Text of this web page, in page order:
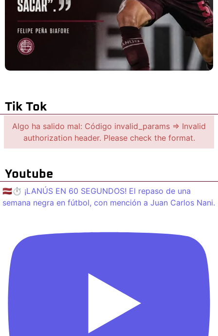
Tik Tok
Algo ha salido mal: Código invalid_params => Invalid
authorization header. Please check the format.
Youtube
🇱🇻⏱️ ¡LANÚS EN 60 SEGUNDOS! El repaso de una
semana negra en fútbol, con mención a Juan Carlos Nani.